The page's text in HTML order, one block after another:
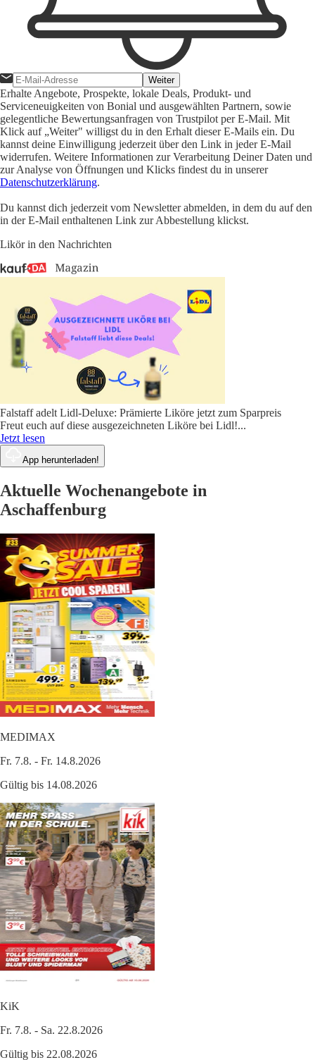
Weiter
Erhalte Angebote, Prospekte, lokale Deals, Produkt- und
Serviceneuigkeiten von Bonial und ausgewählten Partnern, sowie
gelegentliche Bewertungsanfragen von Trustpilot per E-Mail. Mit
Klick auf „Weiter" willigst du in den Erhalt dieser E-Mails ein. Du
kannst deine Einwilligung jederzeit über den Link in jeder E-Mail
widerrufen. Weitere Informationen zur Verarbeitung Deiner Daten und
zur Analyse von Öffnungen und Klicks findest du in unserer
Datenschutzerklärung.
Du kannst dich jederzeit vom Newsletter abmelden, in dem du auf den
in der E-Mail enthaltenen Link zur Abbestellung klickst.
Likör in den Nachrichten
Falstaff adelt Lidl-Deluxe: Prämierte Liköre jetzt zum Sparpreis
Freut euch auf diese ausgezeichneten Liköre bei Lidl!...
Jetzt lesen
App herunterladen!
Aktuelle Wochenangebote in
Aschaffenburg
MEDIMAX
Fr. 7.8. - Fr. 14.8.2026
Gültig bis 14.08.2026
KiK
Fr. 7.8. - Sa. 22.8.2026
Gültig bis 22.08.2026